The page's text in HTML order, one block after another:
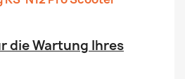
die Wartung Ihres